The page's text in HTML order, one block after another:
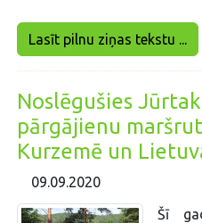
Lasīt pilnu ziņas tekstu ...
Noslēgušies
pārgājienu
Kurzemē un
09.09.2020
Šī